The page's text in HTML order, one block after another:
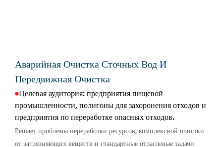
Аварийная Очистка Сточных Вод И
Передвижная Очистка
Целевая аудитория: предприятия пищевой
промышленности, полигоны для захоронения отходов и
предприятия по переработке опасных отходов.
Решает проблемы переработки ресурсов, комплексной очистки
от загрязняющих веществ и стандартные отраслевые задачи.